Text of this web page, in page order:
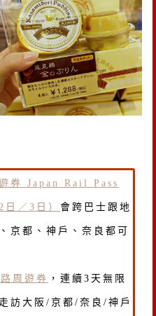
券 Japan Rail Pass
日／3日） 會跨巴士跟地
京都、神戶、奈良都可
周遊券 ，連續3天無限
訪大阪/京都/奈良/神戶